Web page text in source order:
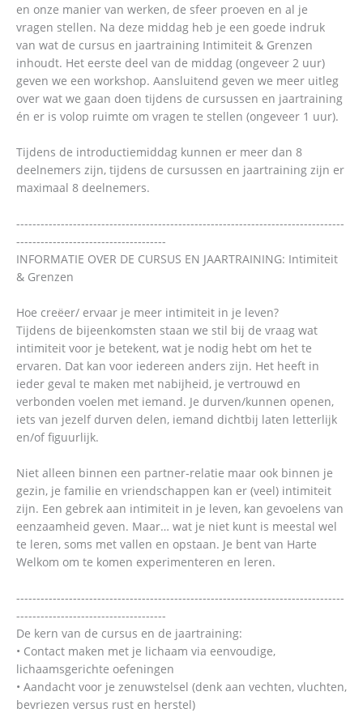
en onze manier van werken, de sfeer proeven en al je
vragen stellen. Na deze middag heb je een goede indruk
van wat de cursus en jaartraining Intimiteit & Grenzen
inhoudt. Het eerste deel van de middag (ongeveer 2 uur)
geven we een workshop. Aansluitend geven we meer uitleg
over wat we gaan doen tijdens de cursussen en jaartraining
én er is volop ruimte om vragen te stellen (ongeveer 1 uur).
Tijdens de introductiemiddag kunnen er meer dan 8
deelnemers zijn, tijdens de cursussen en jaartraining zijn er
maximaal 8 deelnemers.
---------------------------------------------------------------------------------
-------------------------------------
INFORMATIE OVER DE CURSUS EN JAARTRAINING: Intimiteit
& Grenzen
Hoe creëer/ ervaar je meer intimiteit in je leven?
Tijdens de bijeenkomsten staan we stil bij de vraag wat
intimiteit voor je betekent, wat je nodig hebt om het te
ervaren. Dat kan voor iedereen anders zijn. Het heeft in
ieder geval te maken met nabijheid, je vertrouwd en
verbonden voelen met iemand. Je durven/kunnen openen,
iets van jezelf durven delen, iemand dichtbij laten letterlijk
en/of figuurlijk.
Niet alleen binnen een partner-relatie maar ook binnen je
gezin, je familie en vriendschappen kan er (veel) intimiteit
zijn. Een gebrek aan intimiteit in je leven, kan gevoelens van
eenzaamheid geven. Maar… wat je niet kunt is meestal wel
te leren, soms met vallen en opstaan. Je bent van Harte
Welkom om te komen experimenteren en leren.
---------------------------------------------------------------------------------
-------------------------------------
De kern van de cursus en de jaartraining:
• Contact maken met je lichaam via eenvoudige,
lichaamsgerichte oefeningen
• Aandacht voor je zenuwstelsel (denk aan vechten, vluchten,
bevriezen versus rust en herstel)